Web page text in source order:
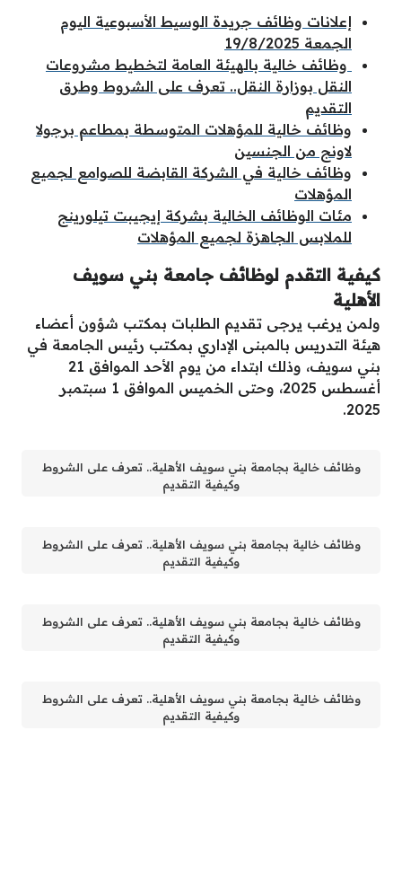
إعلانات وظائف جريدة الوسيط الأسبوعية اليوم
الجمعة 19/8/2025
وظائف خالية بالهيئة العامة لتخطيط مشروعات
النقل بوزارة النقل.. تعرف على الشروط وطرق
التقديم
وظائف خالية للمؤهلات المتوسطة بمطاعم برجولا
لاونج من الجنسين
وظائف خالية في الشركة القابضة للصوامع لجميع
المؤهلات
مئات الوظائف الخالية بشركة إيجيبت تيلورينج
للملابس الجاهزة لجميع المؤهلات
كيفية التقدم لوظائف جامعة بني سويف
الأهلية
ولمن يرغب يرجى تقديم الطلبات بمكتب شؤون أعضاء
هيئة التدريس بالمبنى الإداري بمكتب رئيس الجامعة في
بني سويف، وذلك ابتداء من يوم الأحد الموافق 21
أغسطس 2025، وحتى الخميس الموافق 1 سبتمبر
2025.
وظائف خالية بجامعة بني سويف الأهلية.. تعرف على الشروط
وكيفية التقديم
وظائف خالية بجامعة بني سويف الأهلية.. تعرف على الشروط
وكيفية التقديم
وظائف خالية بجامعة بني سويف الأهلية.. تعرف على الشروط
وكيفية التقديم
وظائف خالية بجامعة بني سويف الأهلية.. تعرف على الشروط
وكيفية التقديم